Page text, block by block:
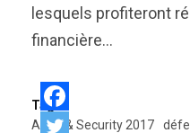
lesquels profiteront
financière…
Tags:
Arms & Security 2017